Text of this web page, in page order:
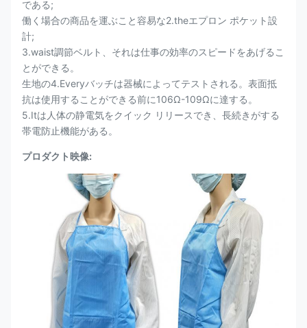
である;
働く場合の商品を運ぶこと容易な2.theエプロン ポケット設
計;
3.waist調節ベルト、それは仕事の効率のスピードをあげるこ
とができる。
生地の4.Everyバッチは器械によってテストされる。表面抵
抗は使用することができる前に106Ω-109Ωに達する。
5.Itは人体の静電気をクイック リリースでき、長続きがする
帯電防止機能がある。
プロダクト映像: